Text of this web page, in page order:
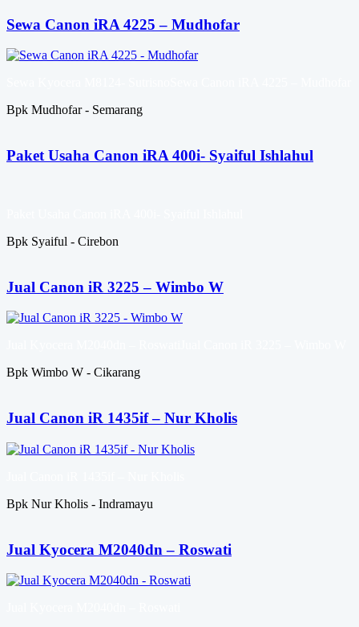
Sewa Canon iRA 4225 – Mudhofar
Bpk Mudhofar - Semarang
Paket Usaha Canon iRA 400i- Syaiful Ishlahul
Bpk Syaiful - Cirebon
Jual Canon iR 3225 – Wimbo W
Bpk Wimbo W - Cikarang
Jual Canon iR 1435if – Nur Kholis
Bpk Nur Kholis - Indramayu
Jual Kyocera M2040dn – Roswati